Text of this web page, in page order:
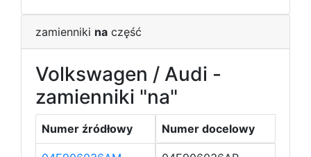
zamienniki na część
Volkswagen / Audi -
zamienniki "na"
Numer źródłowy Numer docelowy